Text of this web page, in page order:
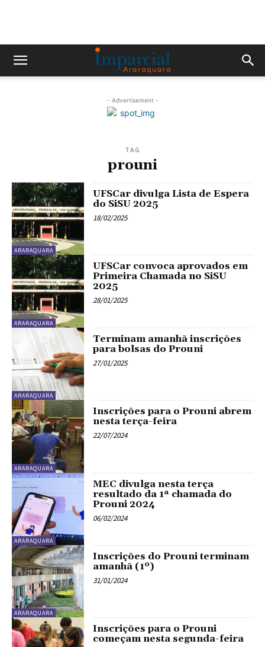
- Advertisement -
TAG
prouni
ARARAQUARA
UFSCar divulga Lista de Espera
do SiSU 2025
18/02/2025
ARARAQUARA
UFSCar convoca aprovados em
Primeira Chamada no SiSU
2025
28/01/2025
ARARAQUARA
Terminam amanhã inscrições
para bolsas do Prouni
27/01/2025
ARARAQUARA
Inscrições para o Prouni abrem
nesta terça-feira
22/07/2024
ARARAQUARA
MEC divulga nesta terça
resultado da 1ª chamada do
Prouni 2024
06/02/2024
ARARAQUARA
Inscrições do Prouni terminam
amanhã (1º)
31/01/2024
Inscrições para o Prouni
começam nesta segunda-feira